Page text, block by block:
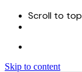
Scroll to top
Skip to content